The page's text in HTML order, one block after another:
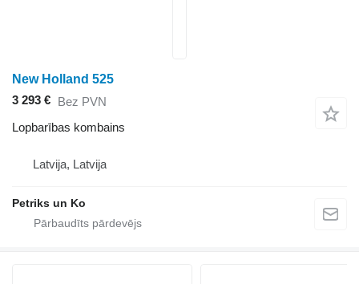
New Holland 525
3 293 € Bez PVN
Lopbarības kombains
Latvija, Latvija
Petriks un Ko